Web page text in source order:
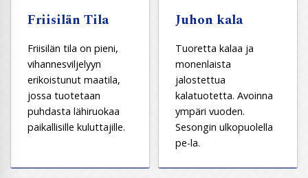
Friisilän Tila
Friisilän tila on pieni,
vihannesviljelyyn
erikoistunut maatila,
jossa tuotetaan
puhdasta lähiruokaa
paikallisille kuluttajille.
Juhon kala
Tuoretta kalaa ja
monenlaista
jalostettua
kalatuotetta. Avoinna
ympäri vuoden.
Sesongin ulkopuolella
pe-la.